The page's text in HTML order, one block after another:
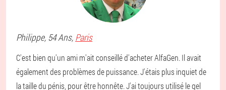
Philippe, 54 Ans, Paris
C'est bien qu'un ami m'ait conseillé d'acheter AlfaGen. Il avait
également des problèmes de puissance. J'étais plus inquiet de
la taille du pénis, pour être honnête. J'ai toujours utilisé le gel